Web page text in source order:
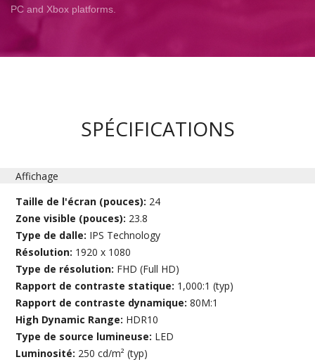
PC and Xbox platforms.
SPÉCIFICATIONS
Affichage
Taille de l'écran (pouces): 24
Zone visible (pouces): 23.8
Type de dalle: IPS Technology
Résolution: 1920 x 1080
Type de résolution: FHD (Full HD)
Rapport de contraste statique: 1,000:1 (typ)
Rapport de contraste dynamique:80M:1
High Dynamic Range: HDR10
Type de source lumineuse: LED
Luminosité: 250 cd/m² (typ)